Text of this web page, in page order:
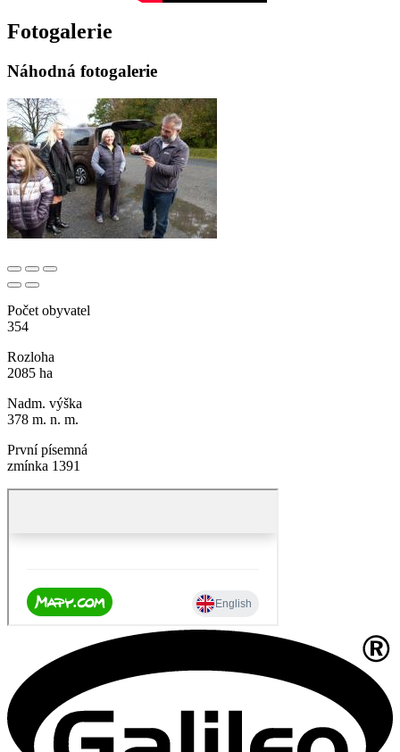
Fotogalerie
Náhodná fotogalerie
Počet obyvatel
354
Rozloha
2085 ha
Nadm. výška
378 m. n. m.
První písemná
zmínka 1391